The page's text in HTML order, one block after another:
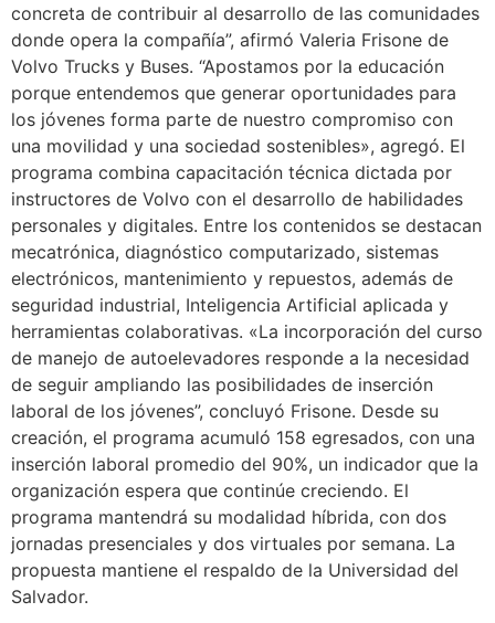
concreta de contribuir al desarrollo de las comunidades
donde opera la compañía”, afirmó Valeria Frisone de
Volvo Trucks y Buses. “Apostamos por la educación
porque entendemos que generar oportunidades para
los jóvenes forma parte de nuestro compromiso con
una movilidad y una sociedad sostenibles», agregó. El
programa combina capacitación técnica dictada por
instructores de Volvo con el desarrollo de habilidades
personales y digitales. Entre los contenidos se destacan
mecatrónica, diagnóstico computarizado, sistemas
electrónicos, mantenimiento y repuestos, además de
seguridad industrial, Inteligencia Artificial aplicada y
herramientas colaborativas. «La incorporación del curso
de manejo de autoelevadores responde a la necesidad
de seguir ampliando las posibilidades de inserción
laboral de los jóvenes”, concluyó Frisone. Desde su
creación, el programa acumuló 158 egresados, con una
inserción laboral promedio del 90%, un indicador que la
organización espera que continúe creciendo. El
programa mantendrá su modalidad híbrida, con dos
jornadas presenciales y dos virtuales por semana. La
propuesta mantiene el respaldo de la Universidad del
Salvador.